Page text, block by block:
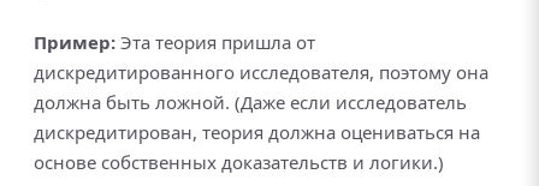
Пример: Эта теория пришла от
дискредитированного исследователя, поэтому она
должна быть ложной. (Даже если исследователь
дискредитирован, теория должна оцениваться на
основе собственных доказательств и логики.)